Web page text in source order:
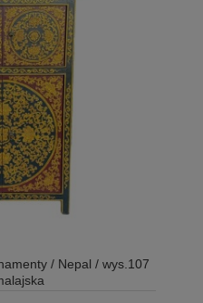
/ Nepal / wys.107